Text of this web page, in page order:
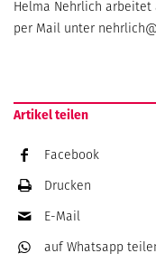
Helma Nehrlich
per Mail unter
Artikel teilen
Facebook
Drucken
E-Mail
auf Whatsapp